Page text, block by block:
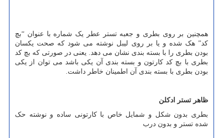
همچنین بر روی بطری و جعبه تستر عطر یک شماره با عنوان “بچ
کد” هک شده و یا بر روی لیبل نوشته می شود که صحت یکسان
بودن بطری را با بسته بندی نشان می دهد. یعنی در صورتی که بچ کد
بطری با بچ کد کارتون و بسته بندی آن یکی باشد می توان از یکی
بودن بطری با بسته بندی آن اطمینان خاطر داشت.
ظاهر تستر ادکلن
بطری بدون شکل و شمایل خاص با کارتونی ساده و نوشته حک
شده تستر و بدون درب